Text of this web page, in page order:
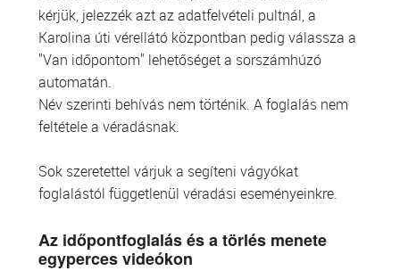
kérjük, jelezzék azt az adatfelvételi pultnál, a
Karolina úti vérellátó központban pedig válassza a
"Van időpontom" lehetőséget a sorszámhúzó
automatán.
Név szerinti behívás nem történik. A foglalás nem
feltétele a véradásnak.
Sok szeretettel várjuk a segíteni vágyókat
foglalástól függetlenül véradási eseményeinkre.
Az időpontfoglalás és a törlés menete
egyperces videókon